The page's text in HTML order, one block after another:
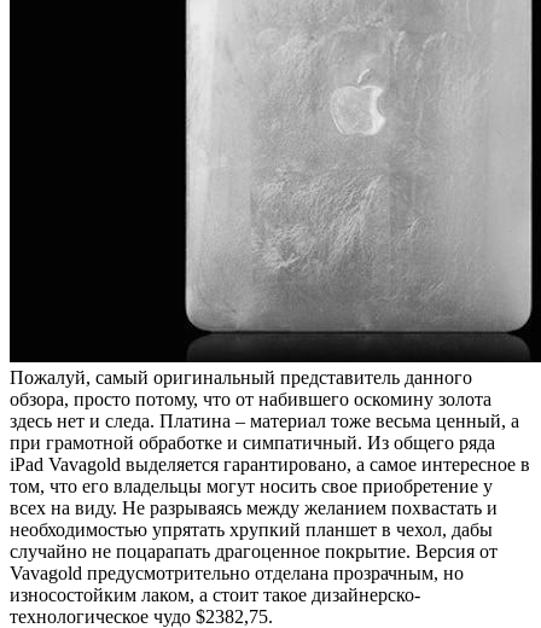
Пожалуй, самый оригинальный представитель данного
обзора, просто потому, что от набившего оскомину золота
здесь нет и следа. Платина – материал тоже весьма ценный, а
при грамотной обработке и симпатичный. Из общего ряда
iPad Vavagold выделяется гарантировано, а самое интересное в
том, что его владельцы могут носить свое приобретение у
всех на виду. Не разрываясь между желанием похвастать и
необходимостью упрятать хрупкий планшет в чехол, дабы
случайно не поцарапать драгоценное покрытие. Версия от
Vavagold предусмотрительно отделана прозрачным, но
износостойким лаком, а стоит такое дизайнерско-
технологическое чудо $2382,75.